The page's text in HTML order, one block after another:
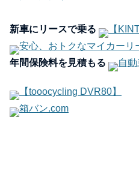
新車にリースで乗る
【
安心、おトクなマイカーリ
年間保険料を見積もる
自
【tooocycling DVR80】
箱バン.com